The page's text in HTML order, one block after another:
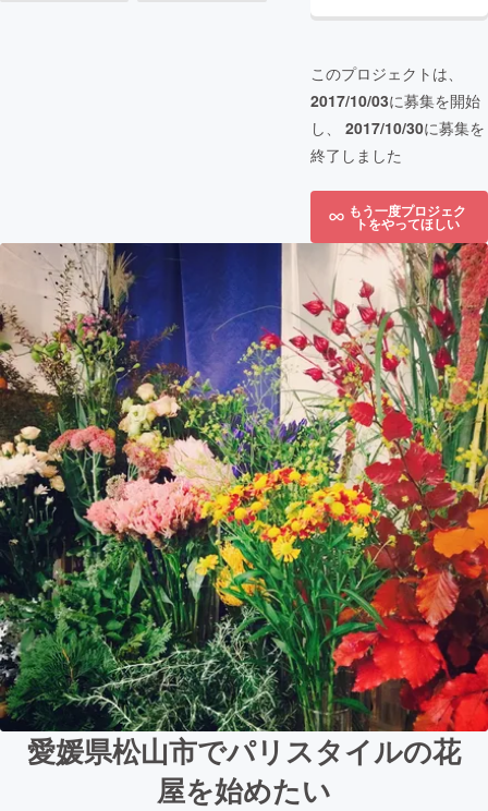
このプロジェクトは、
2017/10/03に募集を開始
し、 2017/10/30に募集を
終了しました
もう一度プロジェク
トをやってほしい
愛媛県松山市でパリスタイルの花
屋を始めたい